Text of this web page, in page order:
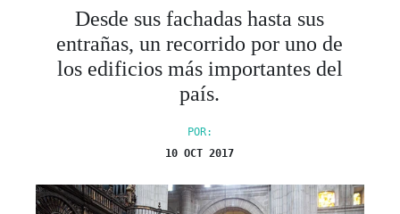
Desde sus fachadas hasta sus
entrañas, un recorrido por uno de
los edificios más importantes del
país.
POR:
10 OCT 2017